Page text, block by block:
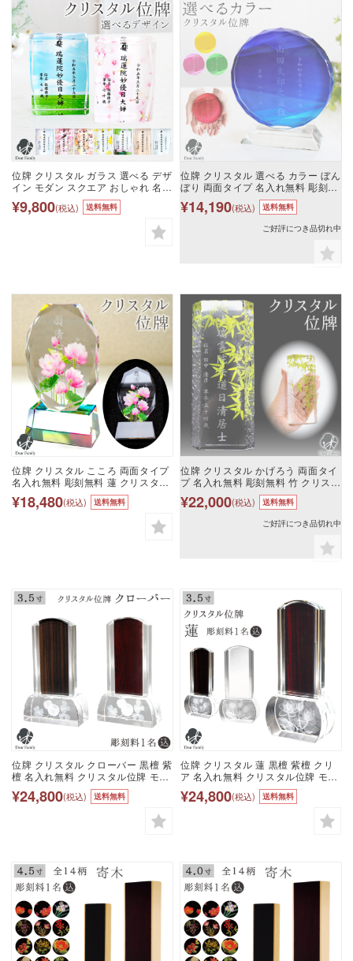
位牌 クリスタル ガラス 選べる デザ
イン モダン スクエア おしゃれ 名入
れ無料 彫刻無料 クリスタル位牌 手
元供養 水子供養 現代位牌 モダン位
牌 梵字 戒名 四十九日 リビング 没
日 没年 俗名 終活 オーダーメイド
¥9,800(税込) 送料無料
位牌 クリスタル 選べる カラー ぼん
ぼり 両面タイプ 名入れ無料 彫刻無
料 クリスタル位牌 モダン おしゃれ
手元供養 現代位牌 モダン位牌 水子
供養 梵字 戒名 四十九日 没日 没年
俗名 人間 終活 オーダーメイド
¥14,190(税込)
送料無料
ご好評につき品切れ中
位牌 クリスタル こころ 両面タイプ
名入れ無料 彫刻無料 蓮 クリスタル
位牌 モダン おしゃれ 手元供養 現代
位牌 モダン位牌 水子供養 梵字 戒名
四十九日 慰霊 没日 没年 俗名 人間
¥18,480(税込) 送料無料
位牌 クリスタル かげろう 両面タイ
プ 名入れ無料 彫刻無料 竹 クリスタ
ル位牌 モダン おしゃれ 手元供養 現
代位牌 モダン位牌 水子供養 梵字 戒
名 四十九日 慰霊 没日 没年 俗名 人
間 終活 オーダーメイド 透明
¥22,000(税込)
送料無料
ご好評につき品切れ中
位牌 クリスタル クローバー 黒檀 紫
檀 名入れ無料 クリスタル位牌 モダ
ン おしゃれ メモリアル 手元供養 供
養 現代位牌 水子 水子供養 赤ちゃん
彫刻 梵字 戒名 四十九日 49日 夫婦
慰霊 没日 没年 俗名 人間 終活 シロ
¥24,800(税込) 送料無料
位牌 クリスタル 蓮 黒檀 紫檀 クリ
ア 名入れ無料 クリスタル位牌 モダ
ン おしゃれ メモリアル 手元供養 供
養 現代位牌 水子 水子供養 赤ちゃん
彫刻 梵字 戒名 四十九日 49日 夫婦
慰霊 没日 没年 俗名 人間 終活 ロー
¥24,800(税込) 送料無料